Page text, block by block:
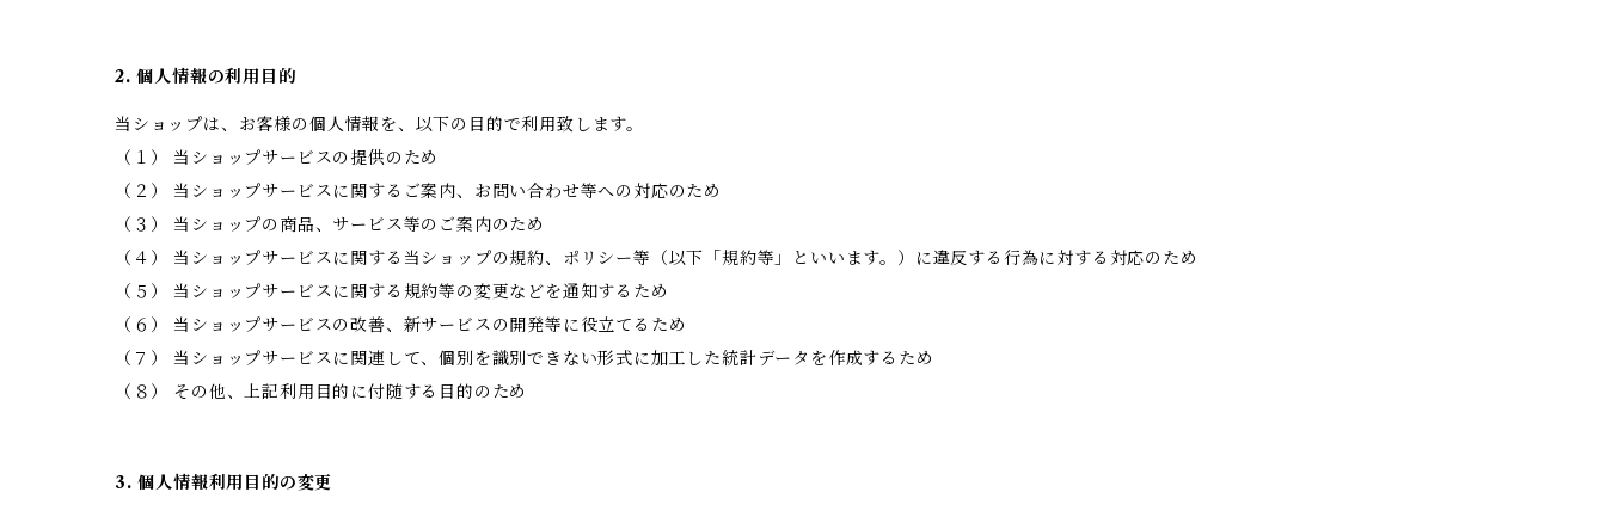
2. 個人情報の利用目的
当ショップは、お客様の個人情報を、以下の目的で利用致します。
（１） 当ショップサービスの提供のため
（２） 当ショップサービスに関するご案内、お問い合わせ等への対応のため
（３） 当ショップの商品、サービス等のご案内のため
（４） 当ショップサービスに関する当ショップの規約、ポリシー等（以下「規約等」といいます。）に違反する行為に対する対応のため
（５） 当ショップサービスに関する規約等の変更などを通知するため
（６） 当ショップサービスの改善、新サービスの開発等に役立てるため
（７） 当ショップサービスに関連して、個別を識別できない形式に加工した統計データを作成するため
（８） その他、上記利用目的に付随する目的のため
3. 個人情報利用目的の変更